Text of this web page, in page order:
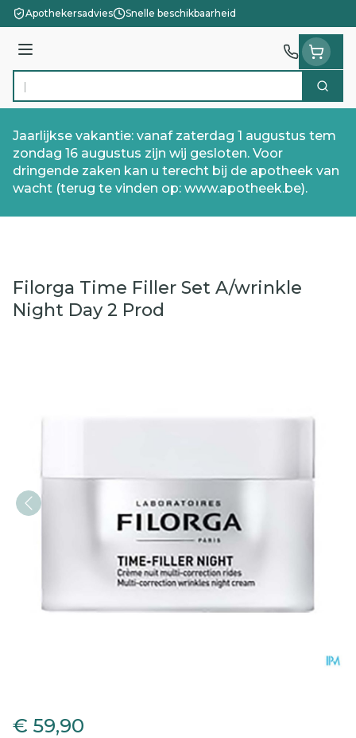
Ga naar de inhoud
Apothekersadvies Snelle beschikbaarheid
Menu
Product, merk, categorie... Zoek
Jaarlijkse vakantie: vanaf zaterdag 1 augustus tem
zondag 16 augustus zijn wij gesloten. Voor
dringende zaken kan u terecht bij de apotheek van
wacht (terug te vinden op: www.apotheek.be).
Filorga Time Filler Set A/wrinkle
Night Day 2 Prod
€ 59,90